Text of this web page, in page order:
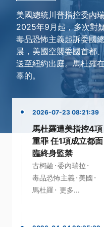
美國總統川普指控委內
2025年9月起，多次對
毒品恐怖主義起訴委國
晨，美國空襲委國首都
送至紐約出庭。馬杜羅
辜的。
2026-07-23 08:21:39
馬杜羅遭美指控4項
重罪 任1項成立都面
臨終身監禁
古柯鹼 ·委內瑞拉 ·
毒品恐怖主義· 美國 ·
馬杜羅 · 更多...